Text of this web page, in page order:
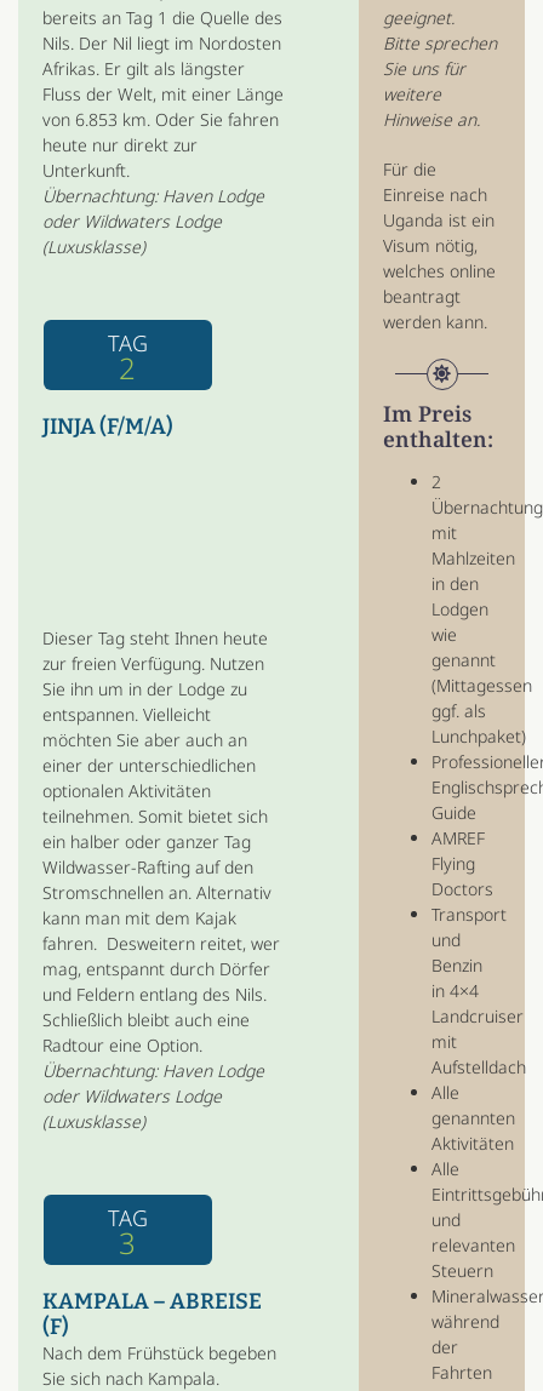
bereits an Tag 1 die Quelle des
Nils. Der Nil liegt im Nordosten
Afrikas. Er gilt als längster
Fluss der Welt, mit einer Länge
von 6.853 km. Oder Sie fahren
heute nur direkt zur
Unterkunft.
Übernachtung: Haven Lodge
oder Wildwaters Lodge
(Luxusklasse)
TAG
2
JINJA (F/M/A)
Dieser Tag steht Ihnen heute
zur freien Verfügung. Nutzen
Sie ihn um in der Lodge zu
entspannen. Vielleicht
möchten Sie aber auch an
einer der unterschiedlichen
optionalen Aktivitäten
teilnehmen. Somit bietet sich
ein halber oder ganzer Tag
Wildwasser-Rafting auf den
Stromschnellen an. Alternativ
kann man mit dem Kajak
fahren. Desweitern reitet, wer
mag, entspannt durch Dörfer
und Feldern entlang des Nils.
Schließlich bleibt auch eine
Radtour eine Option.
Übernachtung: Haven Lodge
oder Wildwaters Lodge
(Luxusklasse)
TAG
3
KAMPALA – ABREISE
(F)
Nach dem Frühstück begeben
Sie sich nach Kampala.
geeignet.
Bitte sprechen
Sie uns für
weitere
Hinweise an.
Für die
Einreise nach
Uganda ist ein
Visum nötig,
welches online
beantragt
werden kann.
Im Preis
enthalten:
2
mit
Mahlzeiten
in den
Lodgen
wie
genannt
(Mittagessen
ggf. als
Lunchpaket)
Guide
AMREF
Flying
Doctors
Transport
und
Benzin
in 4×4
Landcruiser
mit
Aufstelldach
Alle
genannten
Aktivitäten
Alle
und
relevanten
Steuern
während
der
Fahrten